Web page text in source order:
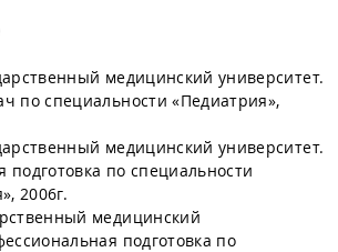
медицинский университет.
по специальности «Педиатрия»,
медицинский университет.
подготовка по специальности
2006г.
медицинский
подготовка по